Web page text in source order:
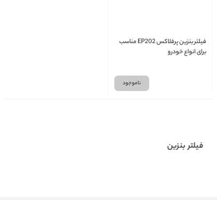
فیلتر بنزین پرفلاکس EP202 مناسب
برای انواع خودرو
ناموجود
فیلتر بنزین